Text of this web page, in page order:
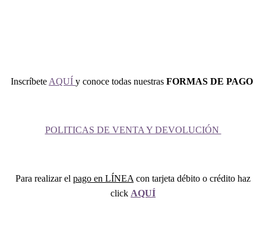
Inscríbete AQUÍ y conoce todas nuestras FORMAS DE PAGO
POLITICAS DE VENTA Y DEVOLUCIÓN
Para realizar el pago en LÍNEA con tarjeta débito o crédito haz
click AQUÍ